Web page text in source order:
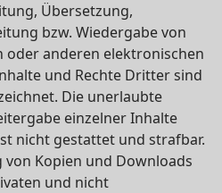
Übersetzung,
bzw. Wiedergabe von
oder anderen elektronischen
und Rechte Dritter sind
Die unerlaubte
einzelner Inhalte
nicht gestattet und strafbar.
Kopien und Downloads
und nicht